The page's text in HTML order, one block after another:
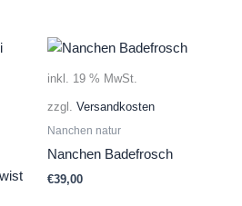
inkl. 19 % MwSt.
zzgl. Versandkosten
Nanchen natur
Nanchen Badefrosch
€39,00